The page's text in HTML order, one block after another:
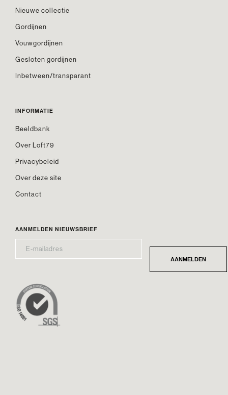
Nieuwe collectie
Gordijnen
Vouwgordijnen
Gesloten gordijnen
Inbetween/transparant
INFORMATIE
Beeldbank
Over Loft79
Privacybeleid
Over deze site
Contact
AANMELDEN NIEUWSBRIEF
MAILADRES* AANMELDEN